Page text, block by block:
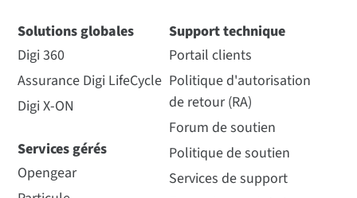
Solutions globales
Digi 360
Assurance Digi LifeCycle
Digi X-ON
Services gérés
Opengear
Support technique
Portail clients
Politique d'autorisation
de retour (RA)
Forum de soutien
Politique de soutien
Services de support